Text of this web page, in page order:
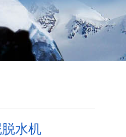
水机